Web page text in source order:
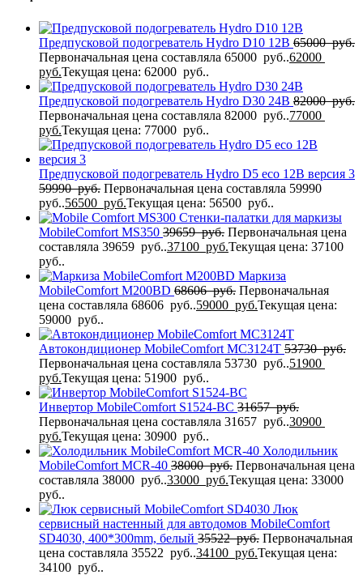
Предпусковой подогреватель Hydro D10 12В 65000руб.
Первоначальная цена составляла 65000 руб..62000
руб.Текущая цена: 62000 руб..
Предпусковой подогреватель Hydro D30 24В 82000руб.
Первоначальная цена составляла 82000 руб..77000
руб.Текущая цена: 77000 руб..
Предпусковой подогреватель Hydro D5 eco 12В версия 3
59990руб. Первоначальная цена составляла 59990
руб..56500 руб.Текущая цена: 56500 руб..
Стенки-палатки для маркизы
MobileComfort MS350 39659руб. Первоначальная цена
составляла 39659 руб..37100 руб.Текущая цена: 37100
руб..
Маркиза
MobileComfort M200BD 68606руб. Первоначальная
цена составляла 68606 руб..59000 руб.Текущая цена:
59000 руб..
Автокондиционер MobileComfort MC3124T 53730руб.
Первоначальная цена составляла 53730 руб..51900
руб.Текущая цена: 51900 руб..
Инвертор MobileComfort S1524-BC 31657руб.
Первоначальная цена составляла 31657 руб..30900
руб.Текущая цена: 30900 руб..
Холодильник
MobileComfort MCR-40 38000руб. Первоначальная цена
составляла 38000 руб..33000 руб.Текущая цена: 33000
руб..
Люк
сервисный настенный для автодомов MobileComfort
SD4030, 400*300mm, белый 35522руб. Первоначальная
цена составляла 35522 руб..34100 руб.Текущая цена:
34100 руб..